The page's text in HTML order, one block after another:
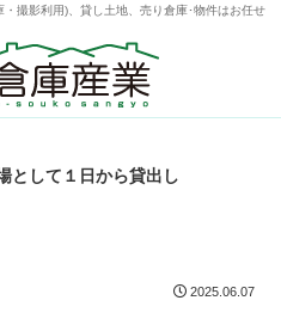
撮影利用)、貸し土地、売り倉庫･物件はお任せ
として１日から貸出し
2025.06.07